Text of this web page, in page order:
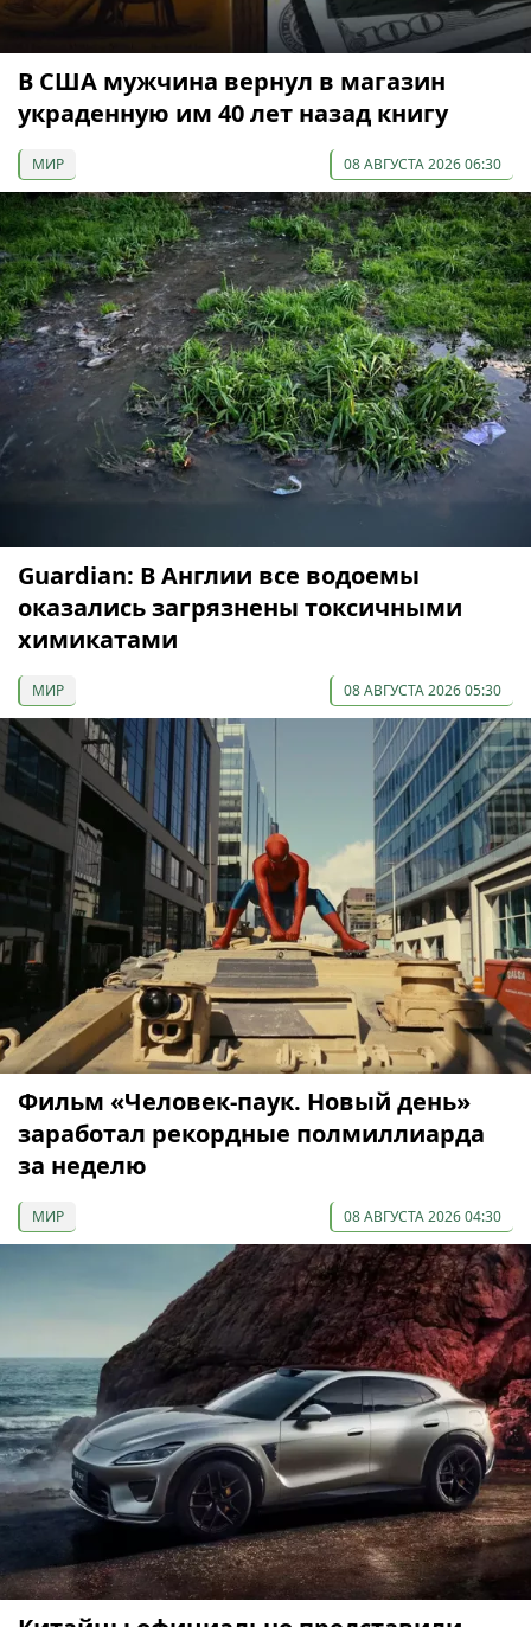
В США мужчина вернул в магазин
украденную им 40 лет назад книгу
МИР 08 АВГУСТА 2026 06:30
Guardian: В Англии все водоемы
оказались загрязнены токсичными
химикатами
МИР 08 АВГУСТА 2026 05:30
Фильм «Человек-паук. Новый день»
заработал рекордные полмиллиарда
за неделю
МИР 08 АВГУСТА 2026 04:30